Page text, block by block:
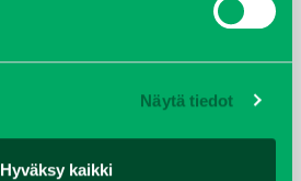
Näytä tiedot
Hyväksy kaikki